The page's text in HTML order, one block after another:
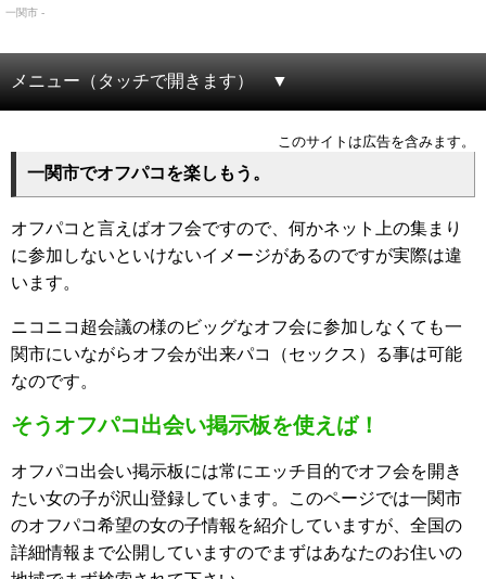
一関市 -
メニュー（タッチで開きます）
このサイトは広告を含みます。
一関市でオフパコを楽しもう。
オフパコと言えばオフ会ですので、何かネット上の集まり
に参加しないといけないイメージがあるのですが実際は違
います。
ニコニコ超会議の様のビッグなオフ会に参加しなくても一
関市にいながらオフ会が出来パコ（セックス）る事は可能
なのです。
そうオフパコ出会い掲示板を使えば！
オフパコ出会い掲示板には常にエッチ目的でオフ会を開き
たい女の子が沢山登録しています。このページでは一関市
のオフパコ希望の女の子情報を紹介していますが、全国の
詳細情報まで公開していますのでまずはあなたのお住いの